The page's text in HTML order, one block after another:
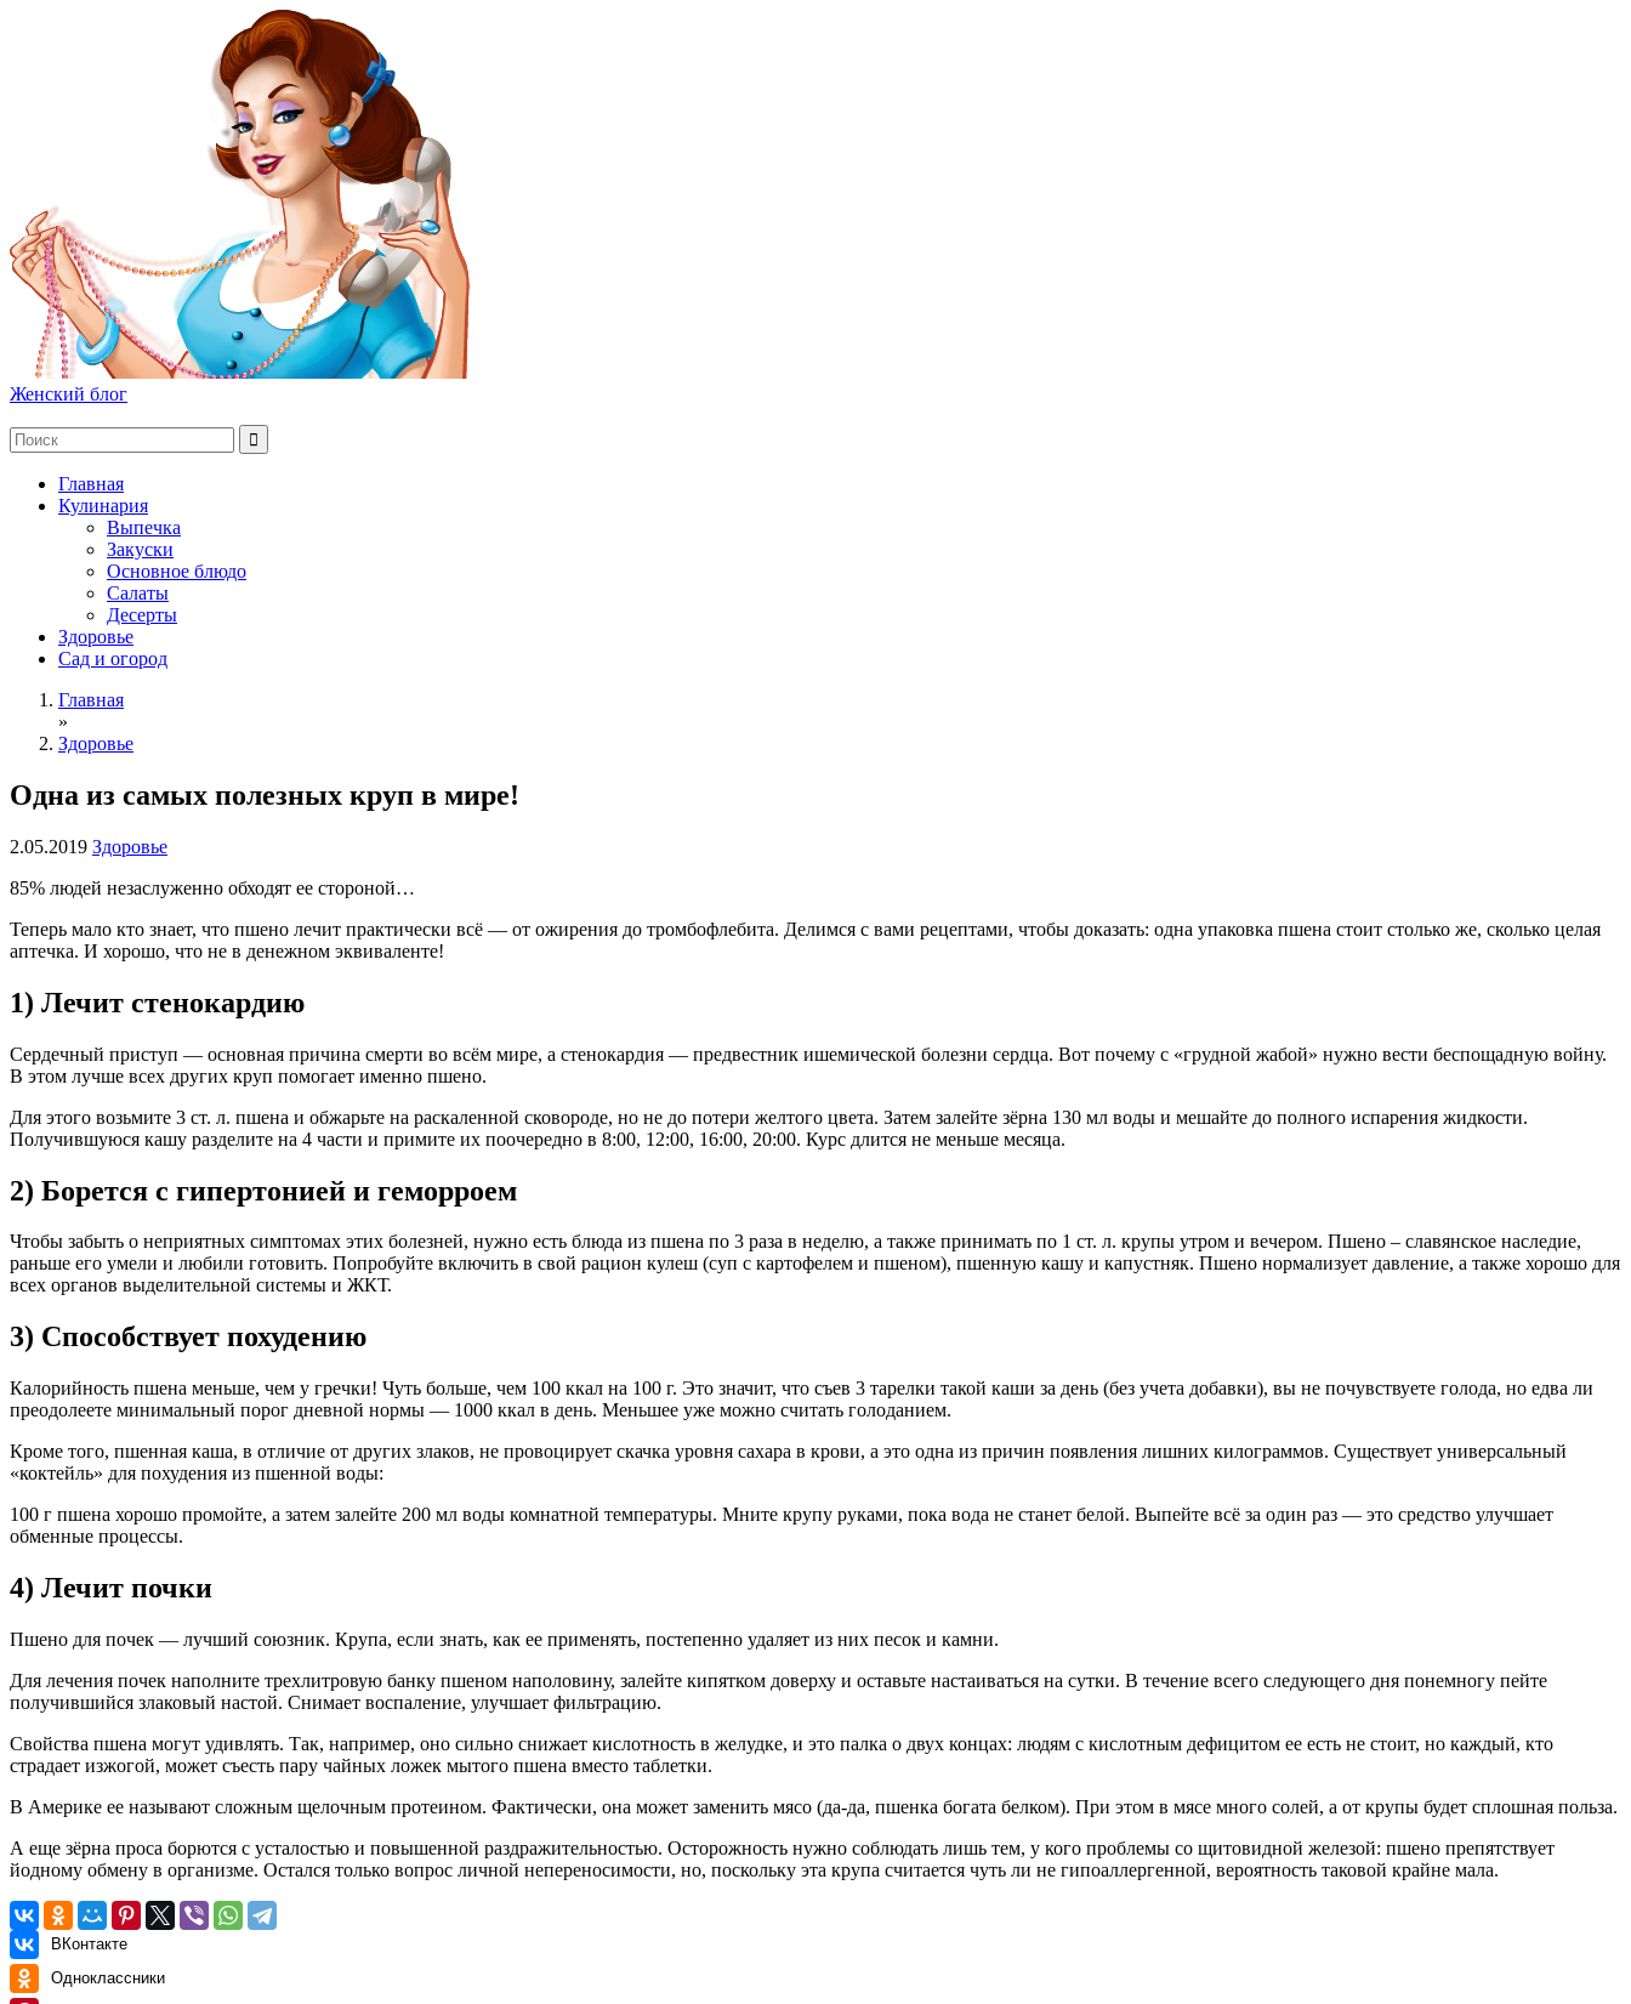
Женский блог
Главная
Кулинария
Выпечка
Закуски
Основное блюдо
Салаты
Десерты
Здоровье
Сад и огород
Главная
»
Здоровье
Одна из самых полезных круп в мире!
2.05.2019 Здоровье
85% людей незаслуженно обходят ее стороной…
Теперь мало кто знает, что пшено лечит практически всё — от ожирения до тромбофлебита. Делимся с вами рецептами, чтобы доказать: одна упаковка пшена стоит столько же, сколько целая
аптечка. И хорошо, что не в денежном эквиваленте!
1) Лечит стенокардию
Сердечный приступ — основная причина смерти во всём мире, а стенокардия — предвестник ишемической болезни сердца. Вот почему с «грудной жабой» нужно вести беспощадную войну.
В этом лучше всех других круп помогает именно пшено.
Для этого возьмите 3 ст. л. пшена и обжарьте на раскаленной сковороде, но не до потери желтого цвета. Затем залейте зёрна 130 мл воды и мешайте до полного испарения жидкости.
Получившуюся кашу разделите на 4 части и примите их поочередно в 8:00, 12:00, 16:00, 20:00. Курс длится не меньше месяца.
2) Борется с гипертонией и геморроем
Чтобы забыть о неприятных симптомах этих болезней, нужно есть блюда из пшена по 3 раза в неделю, а также принимать по 1 ст. л. крупы утром и вечером. Пшено – славянское наследие,
раньше его умели и любили готовить. Попробуйте включить в свой рацион кулеш (суп с картофелем и пшеном), пшенную кашу и капустняк. Пшено нормализует давление, а также хорошо для
всех органов выделительной системы и ЖКТ.
3) Способствует похудению
Калорийность пшена меньше, чем у гречки! Чуть больше, чем 100 ккал на 100 г. Это значит, что съев 3 тарелки такой каши за день (без учета добавки), вы не почувствуете голода, но едва ли
преодолеете минимальный порог дневной нормы — 1000 ккал в день. Меньшее уже можно считать голоданием.
Кроме того, пшенная каша, в отличие от других злаков, не провоцирует скачка уровня сахара в крови, а это одна из причин появления лишних килограммов. Существует универсальный
«коктейль» для похудения из пшенной воды:
100 г пшена хорошо промойте, а затем залейте 200 мл воды комнатной температуры. Мните крупу руками, пока вода не станет белой. Выпейте всё за один раз — это средство улучшает
обменные процессы.
4) Лечит почки
Пшено для почек — лучший союзник. Крупа, если знать, как ее применять, постепенно удаляет из них песок и камни.
Для лечения почек наполните трехлитровую банку пшеном наполовину, залейте кипятком доверху и оставьте настаиваться на сутки. В течение всего следующего дня понемногу пейте
получившийся злаковый настой. Снимает воспаление, улучшает фильтрацию.
Свойства пшена могут удивлять. Так, например, оно сильно снижает кислотность в желудке, и это палка о двух концах: людям с кислотным дефицитом ее есть не стоит, но каждый, кто
страдает изжогой, может съесть пару чайных ложек мытого пшена вместо таблетки.
В Америке ее называют сложным щелочным протеином. Фактически, она может заменить мясо (да-да, пшенка богата белком). При этом в мясе много солей, а от крупы будет сплошная польза.
А еще зёрна проса борются с усталостью и повышенной раздражительностью. Осторожность нужно соблюдать лишь тем, у кого проблемы со щитовидной железой: пшено препятствует
йодному обмену в организме. Остался только вопрос личной непереносимости, но, поскольку эта крупа считается чуть ли не гипоаллергенной, вероятность таковой крайне мала.
ВКонтакте
Одноклассники